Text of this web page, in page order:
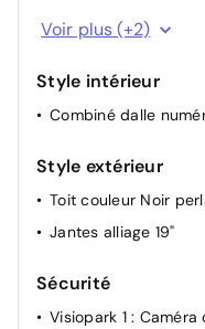
Android Auto
Voir plus (+2)
Style intérieur
Combiné dalle
Style extérieur
Toit couleur Noir
Jantes alliage 19"
Sécurité
Visiopark 1 :